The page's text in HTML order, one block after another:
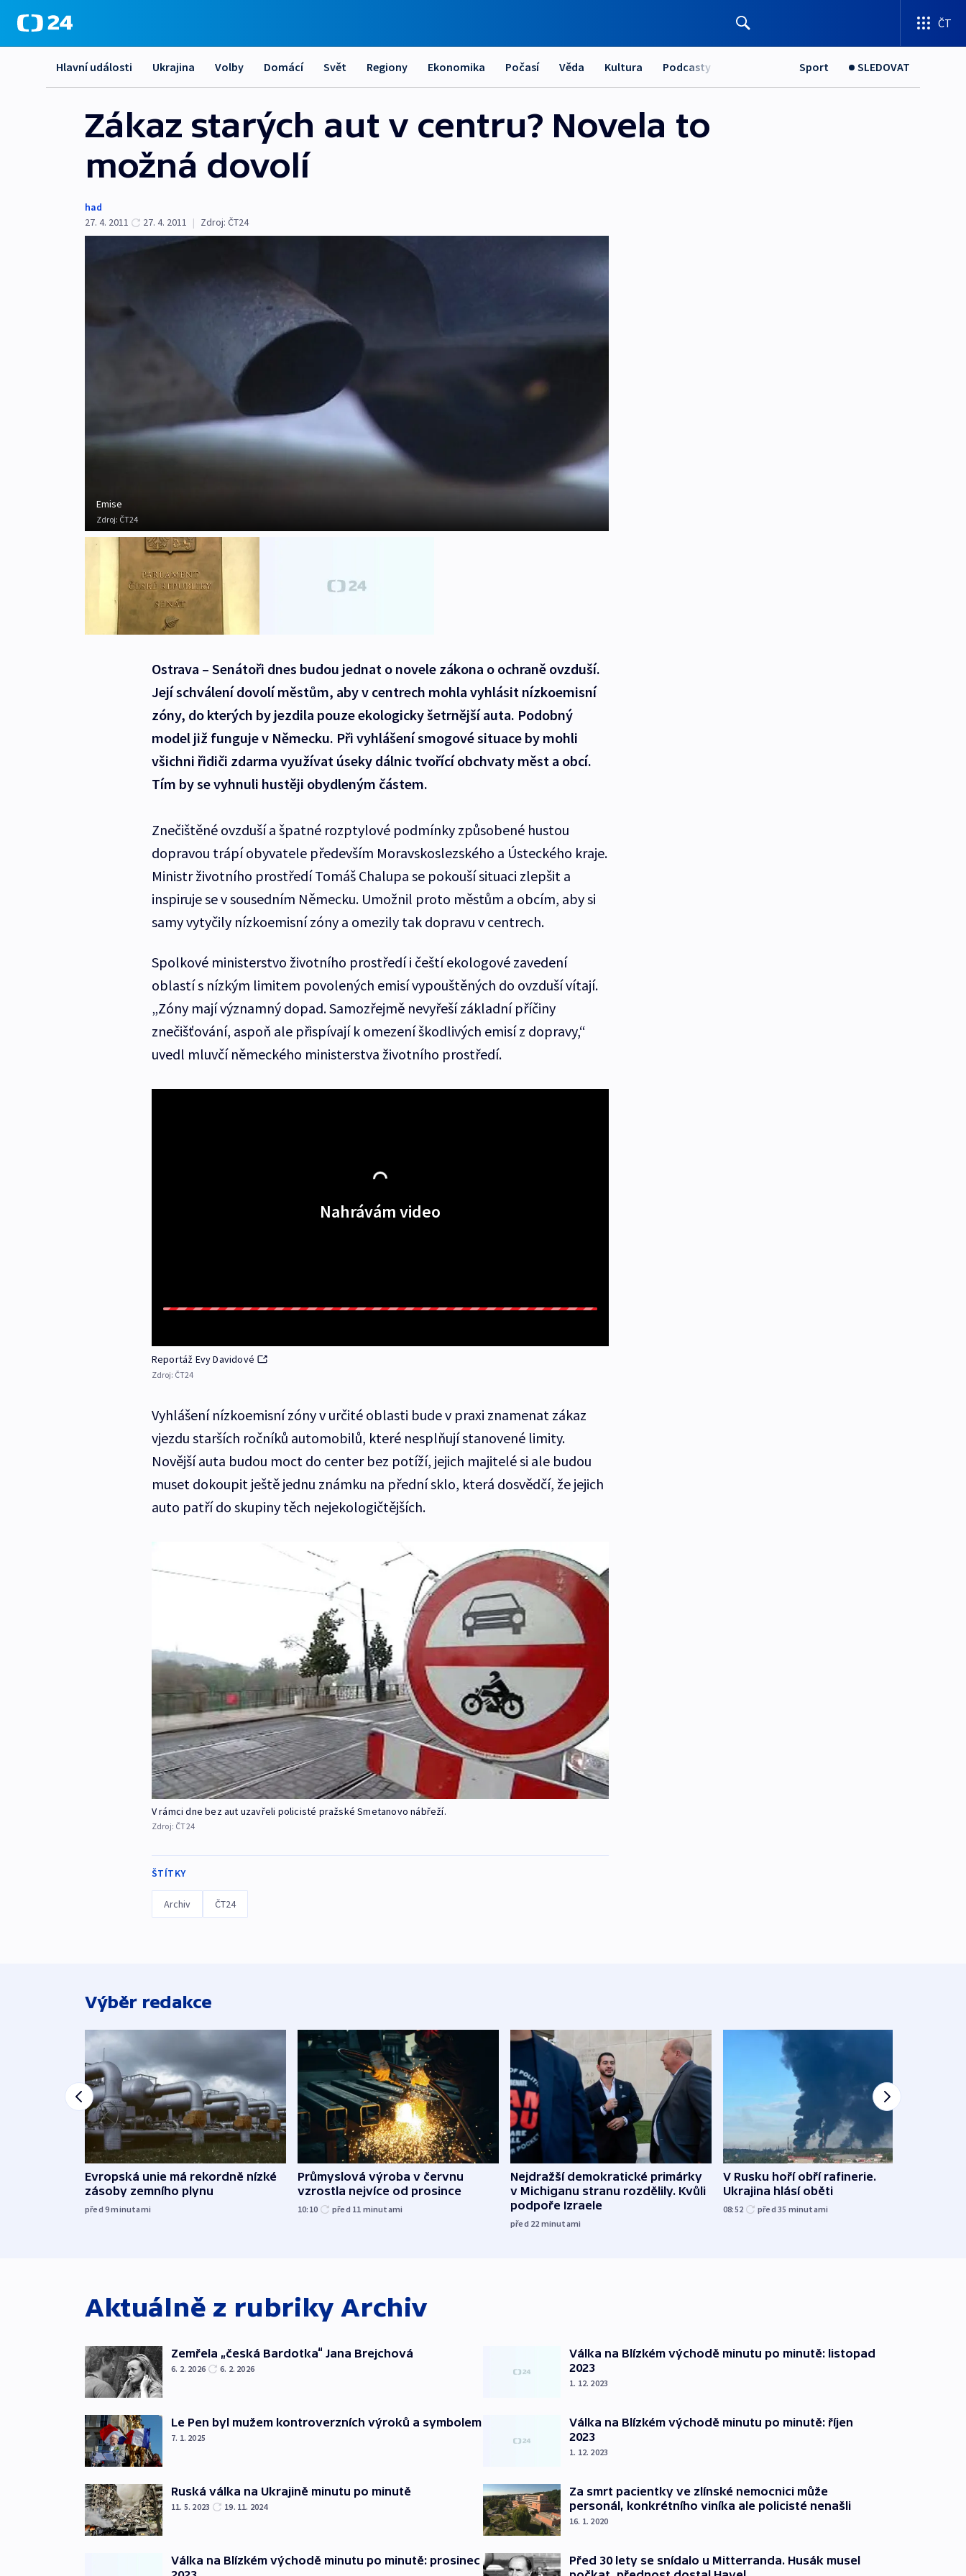
ČT
Hlavní události Ukrajina Volby Domácí Svět Regiony Ekonomika Počasí Věda Kultura Podcasty Sport SLEDOVAT
Zákaz starých aut v centru? Novela to
možná dovolí
had
27. 4. 2011
27. 4. 2011 | Zdroj: ČT24
Emise
Zdroj: ČT24
Ostrava – Senátoři dnes budou jednat o novele zákona o ochraně ovzduší.
Její schválení dovolí městům, aby v centrech mohla vyhlásit nízkoemisní
zóny, do kterých by jezdila pouze ekologicky šetrnější auta. Podobný
model již funguje v Německu. Při vyhlášení smogové situace by mohli
všichni řidiči zdarma využívat úseky dálnic tvořící obchvaty měst a obcí.
Tím by se vyhnuli hustěji obydleným částem.
Znečištěné ovzduší a špatné rozptylové podmínky způsobené hustou
dopravou trápí obyvatele především Moravskoslezského a Ústeckého kraje.
Ministr životního prostředí Tomáš Chalupa se pokouší situaci zlepšit a
inspiruje se v sousedním Německu. Umožnil proto městům a obcím, aby si
samy vytyčily nízkoemisní zóny a omezily tak dopravu v centrech.
Spolkové ministerstvo životního prostředí i čeští ekologové zavedení
oblastí s nízkým limitem povolených emisí vypouštěných do ovzduší vítají.
„Zóny mají významný dopad. Samozřejmě nevyřeší základní příčiny
znečišťování, aspoň ale přispívají k omezení škodlivých emisí z dopravy,“
uvedl mluvčí německého ministerstva životního prostředí.
Nahrávám video
Reportáž Evy Davidové
Zdroj: ČT24
Vyhlášení nízkoemisní zóny v určité oblasti bude v praxi znamenat zákaz
vjezdu starších ročníků automobilů, které nesplňují stanovené limity.
Novější auta budou moct do center bez potíží, jejich majitelé si ale budou
muset dokoupit ještě jednu známku na přední sklo, která dosvědčí, že jejich
auto patří do skupiny těch nejekologičtějších.
V rámci dne bez aut uzavřeli policisté pražské Smetanovo nábřeží.
Zdroj: ČT24
ŠTÍTKY
Archiv ČT24
Výběr redakce
Evropská unie má rekordně nízké
zásoby zemního plynu
před 9minutami
Průmyslová výroba v červnu
vzrostla nejvíce od prosince
10:10 před 11 minutami
Nejdražší demokratické primárky
v Michiganu stranu rozdělily. Kvůli
podpoře Izraele
před 22 minutami
V Rusku hoří obří rafinerie.
Ukrajina hlásí oběti
08:52 před 35 minutami
Aktuálně z rubrikyArchiv
Zemřela „česká Bardotka“ Jana Brejchová
6. 2. 2026 6. 2. 2026
Le Pen byl mužem kontroverzních výroků a symbolem
7. 1. 2025
Ruská válka na Ukrajině minutu po minutě
11. 5. 2023 19. 11. 2024
Válka na Blízkém východě minutu po minutě: prosinec
Válka na Blízkém východě minutu po minutě: listopad
2023
1. 12. 2023
Válka na Blízkém východě minutu po minutě: říjen
2023
1. 12. 2023
Za smrt pacientky ve zlínské nemocnici může
personál, konkrétního viníka ale policisté nenašli
16. 1. 2020
Před 30 lety se snídalo u Mitterranda. Husák musel